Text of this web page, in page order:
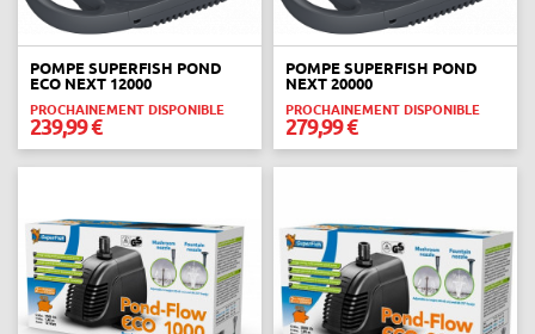
POMPE SUPERFISH POND
ECO NEXT 12000
PROCHAINEMENT DISPONIBLE
239,99 €
POMPE SUPERFISH POND
NEXT 20000
PROCHAINEMENT DISPONIBLE
279,99 €